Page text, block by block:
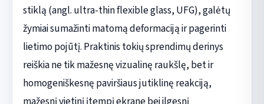
stiklą (angl. ultra-thin flexible glass, UFG), galėtų
žymiai sumažinti matomą deformaciją ir pagerinti
lietimo pojūtį. Praktinis tokių sprendimų derinys
reiškia ne tik mažesnę vizualinę raukšlę, bet ir
homogeniškesnę paviršiaus jutiklinę reakciją,